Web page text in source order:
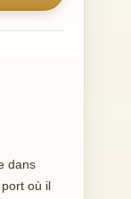
dans
où il